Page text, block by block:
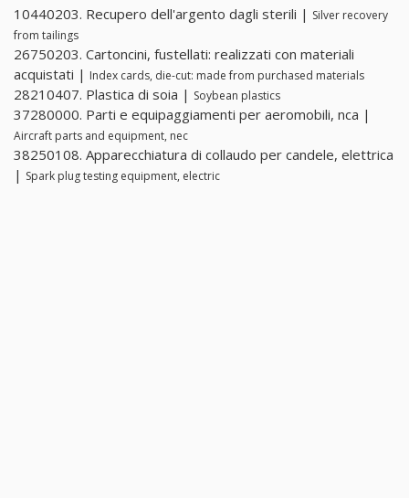
10440203. Recupero dell'argento dagli sterili | Silver recovery
from tailings
26750203. Cartoncini, fustellati: realizzati con materiali
acquistati | Index cards, die-cut: made from purchased materials
28210407. Plastica di soia | Soybean plastics
37280000. Parti e equipaggiamenti per aeromobili, nca |
Aircraft parts and equipment, nec
38250108. Apparecchiatura di collaudo per candele, elettrica
| Spark plug testing equipment, electric